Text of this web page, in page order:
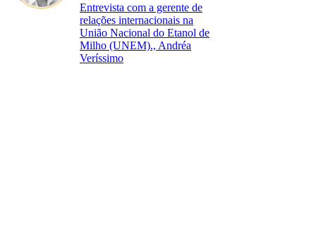
Entrevista com a gerente de
relações internacionais na
União Nacional do Etanol de
Milho (UNEM)., Andréa
Veríssimo